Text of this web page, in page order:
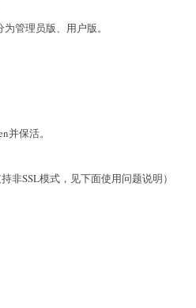
管理员版、用户版。
并保活。
非SSL模式，见下面使用问题说明）